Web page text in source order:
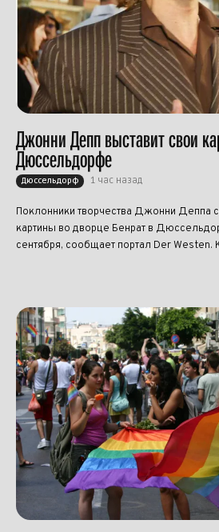
Джонни Депп выставит свои
Дюссельдорфе
Дюссельдорф 1 час назад
Поклонники творчества Джонни Деппа
картины во дворце Бенрат в
сентября, сообщает портал Der Westen.